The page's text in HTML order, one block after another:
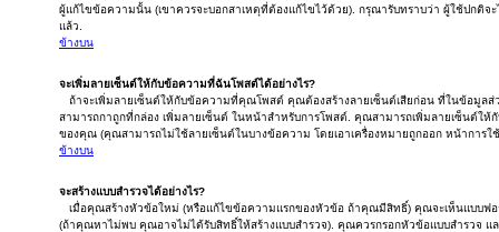
ผู้แก้ไขข้อความนั้น (เขาควรจะบอกสาเหตุที่ต้องแก้ไขไว้ด้วย). กรุณารับทราบว่า ผู้ใช้ปกติ
แล้ว.
ข้างบน
จะเพิ่มลายเซ็นต์ให้กับข้อความที่ฉันโพสต์ได้อย่างไร?
ถ้าจะเพิ่มลายเซ็นต์ให้กับข้อความที่คุณโพสต์ คุณต้องสร้างลายเซ็นต์เสียก่อน ที่ในข้อมูล
สามารถกาถูกที่กล่อง เพิ่มลายเซ็นต์ ในหน้าสำหรับการโพสต์. คุณสามารถเพิ่มลายเซ็นต์ใ
ของคุณ (คุณสามารถไม่ใช้ลายเซ็นต์ในบางข้อความ โดยเอาเครื่องหมายถูกออก หน้าการใ
ข้างบน
จะสร้างแบบสำรวจได้อย่างไร?
เมื่อคุณสร้างหัวข้อใหม่ (หรือแก้ไขข้อความแรกของหัวข้อ ถ้าคุณมีสิทธิ์) คุณจะเห็นแบบฟอ
(ถ้าคุณหาไม่พบ คุณอาจไม่ได้รับสิทธิ์ให้สร้างแบบสำรวจ). คุณควรกรอกหัวข้อแบบสำรวจ แล